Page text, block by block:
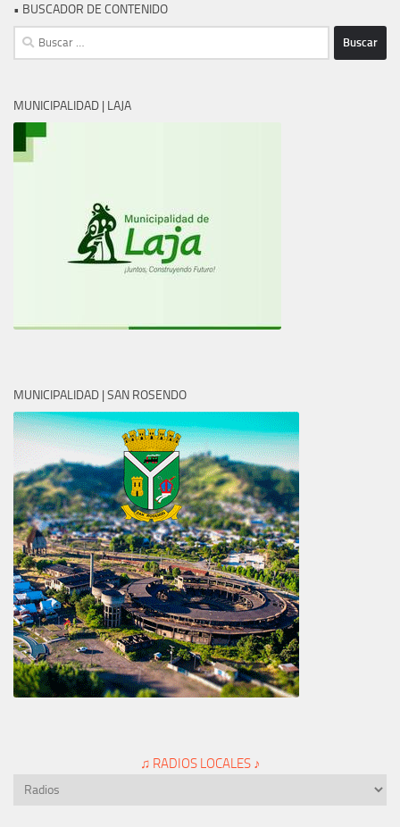
• BUSCADOR DE CONTENIDO
Buscar:
MUNICIPALIDAD | LAJA
MUNICIPALIDAD | SAN ROSENDO
♫ RADIOS LOCALES ♪